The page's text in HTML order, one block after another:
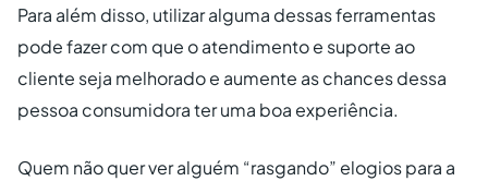
Para além disso, utilizar alguma dessas ferramentas
pode fazer com que o atendimento e suporte ao
cliente seja melhorado e aumente as chances dessa
pessoa consumidora ter uma boa experiência.
Quem não quer ver alguém “rasgando” elogios para a